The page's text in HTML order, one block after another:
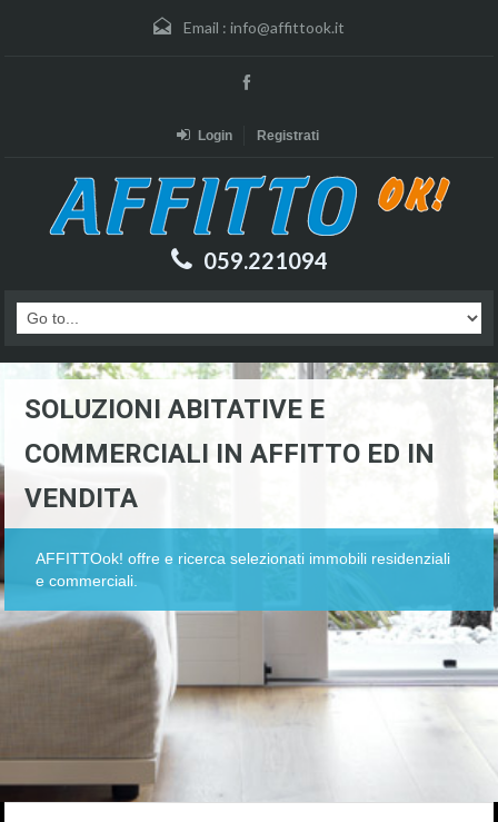
Email : info@affittook.it
Login Registrati
059.221094
SOLUZIONI ABITATIVE E
COMMERCIALI IN AFFITTO ED IN
VENDITA
AFFITTOok! offre e ricerca selezionati immobili residenziali
e commerciali.